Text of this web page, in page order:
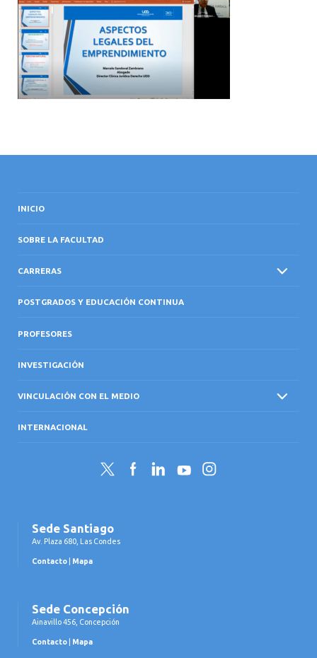
INTERNACIONAL
INICIO
SOBRE LA FACULTAD
CARRERAS
POSTGRADOS Y EDUCACIÓN CONTINUA
PROFESORES
INVESTIGACIÓN
VINCULACIÓN CON EL MEDIO
INTERNACIONAL
Twitter FacebookLinkedInYouTubeInstagram
Sede Santiago
Av. Plaza 680, Las Condes
Contacto Mapa
Sede Concepción
Ainavillo 456, Concepción
Contacto Mapa